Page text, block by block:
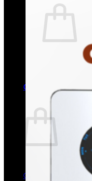
Quay trở lại cửa
0
Chưa có
Quay trở lại cửa